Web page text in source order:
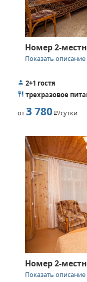
Номер 2-
Показать
2+1 гостя
трехразовое
от3 780Р/сутки
Номер 2-
Показать